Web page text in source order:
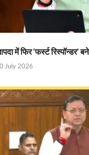
में फिर ‘फर्स्ट रिस्पॉन्डर’
July 2026